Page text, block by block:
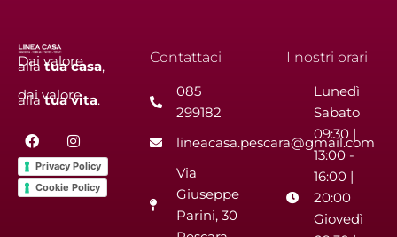
Dai valore
allatua casa,
dai valore
allatua vita.
F
a
c
e
b
I
n
s
t
a
Privacy Policy
Cookie Policy
Contattaci
085
299182
lineacasa.pescara@gmail.com
Via
Giuseppe
Parini, 30
I nostri orari
Lunedì
Sabato
09:30 |
13:00 -
16:00 |
20:00
Giovedì